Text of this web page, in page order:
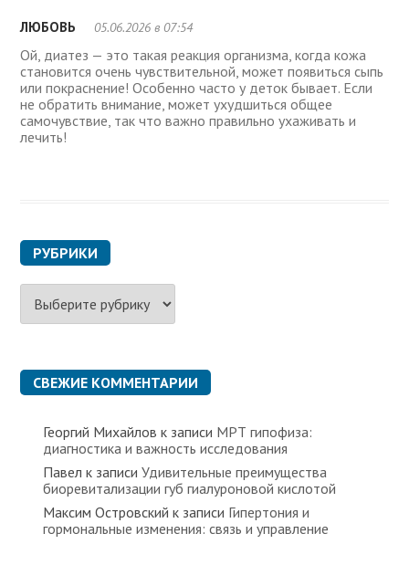
ЛЮБОВЬ 05.06.2026 в 07:54
Ой, диатез — это такая реакция организма, когда кожа
становится очень чувствительной, может появиться сыпь
или покраснение! Особенно часто у деток бывает. Если
не обратить внимание, может ухудшиться общее
самочувствие, так что важно правильно ухаживать и
лечить!
РУБРИКИ
Р
б
к
и СВЕЖИЕ КОММЕНТАРИИ
Георгий Михайлов к записи МРТ гипофиза:
диагностика и важность исследования
Павел к записиУдивительные преимущества
биоревитализации губ гиалуроновой кислотой
Максим Островский к записи Гипертония и
гормональные изменения: связь и управление